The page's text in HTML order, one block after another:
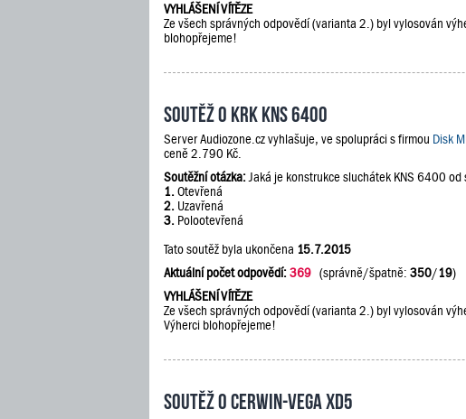
VYHLÁŠENÍ VÍTĚZE
Ze všech správných odpovědí (varianta 2.) byl vylosován
blohopřejeme!
Soutěž o KRK KNS 6400
Server Audiozone.cz vyhlašuje, ve spolupráci s firmou Disk
ceně 2.790 Kč.
Soutěžní otázka:Jaká je konstrukce sluchátek KNS 6400 od
1.Otevřená
2. Uzavřená
3. Polootevřená
Tato soutěž byla ukončena 15.7.2015
Aktuální počet odpovědí:369 (správně/špatně: 350/19)
VYHLÁŠENÍ VÍTĚZE
Ze všech správných odpovědí (varianta 2.) byl vylosován
Výherci blohopřejeme!
Soutěž o Cerwin-Vega XD5